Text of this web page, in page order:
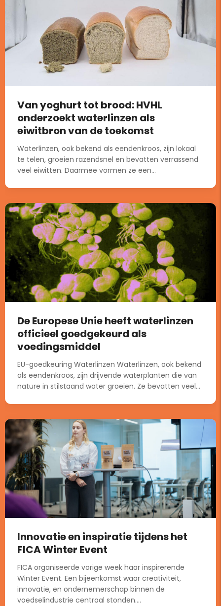
Van yoghurt tot brood: HVHL
onderzoekt waterlinzen als
eiwitbron van de toekomst
Waterlinzen, ook bekend als eendenkroos, zijn lokaal
te telen, groeien razendsnel en bevatten verrassend
veel eiwitten. Daarmee vormen ze een...
De Europese Unie heeft waterlinzen
officieel goedgekeurd als
voedingsmiddel
EU-goedkeuring Waterlinzen Waterlinzen, ook bekend
als eendenkroos, zijn drijvende waterplanten die van
nature in stilstaand water groeien. Ze bevatten veel...
Innovatie en inspiratie tijdens het
FICA Winter Event
FICA organiseerde vorige week haar inspirerende
Winter Event. Een bijeenkomst waar creativiteit,
innovatie, en ondernemerschap binnen de
voedselindustrie centraal stonden....